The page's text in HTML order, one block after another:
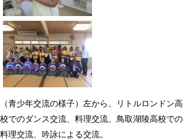
（青少年交流の様子）左から、リトルロンドン高
校でのダンス交流、料理交流、鳥取湖陵高校での
料理交流、吟詠による交流。